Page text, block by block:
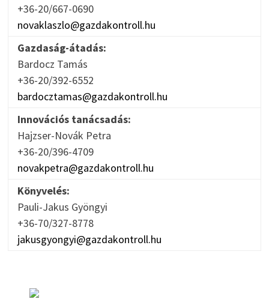
+36-20/667-0690
novaklaszlo@gazdakontroll.hu
Gazdaság-átadás:
Bardocz Tamás
+36-20/392-6552
bardocztamas@gazdakontroll.hu
Innovációs tanácsadás:
Hajzser-Novák Petra
+36-20/396-4709
novakpetra@gazdakontroll.hu
Könyvelés:
Pauli-Jakus Gyöngyi
+36-70/327-8778
jakusgyongyi@gazdakontroll.hu